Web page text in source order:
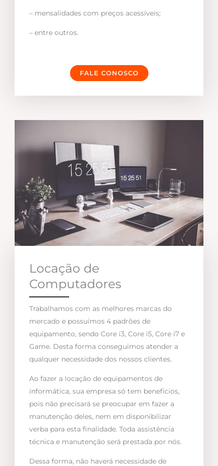
– mensalidades com preços acessíveis;
– entre outros.
FALE CONOSCO
Locação de
Computadores
Trabalhamos com as melhores marcas do
mercado e possuímos 4 padrões de
equipamento, sendo Core i3, Core i5, Core i7 e
Game. Desta forma conseguimos atender a
qualquer necessidade dos nossos clientes.
Ao fazer a locação de equipamentos de
informática, sua empresa só tem benefícios,
pois não precisará se preocupar em fazer a
manutenção deles, nem em disponibilizar
verba para esta finalidade. Toda assistência
técnica e manutenção será prestada por nós.
Dessa forma, não haverá necessidade de